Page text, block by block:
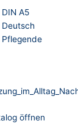
DIN A5
Deutsch
Pflegende
öffnen